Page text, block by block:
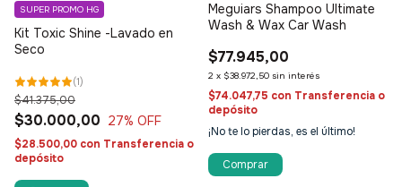
Kit Toxic Shine -Lavado en
Seco
(1)
$30.000,00
$41.375,00
27% OFF
SUPER PROMO HG
$28.500,00 con Transferencia o
depósito
Meguiars Shampoo Ultimate
Wash & Wax Car Wash
$77.945,00
2 x $38.972,50 sin interés
$74.047,75 con Transferencia o
depósito
¡No te lo pierdas, es el último!